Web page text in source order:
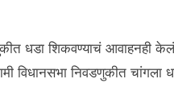
धडा शिकवण्याचं आवाहनही
विधानसभा निवडणुकीत चांगला